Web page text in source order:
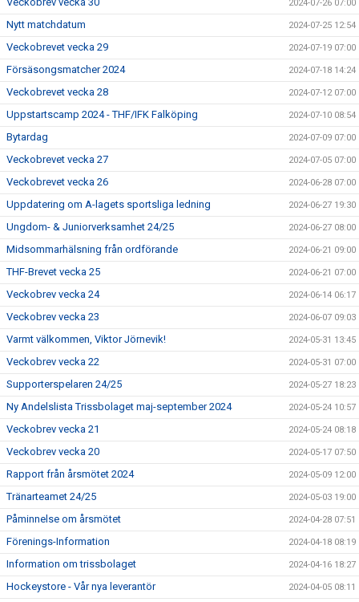
2024-07-26 07:00
Nytt matchdatum 2024-07-25 12:54
Veckobrevet vecka 29 2024-07-19 07:00
Försäsongsmatcher 2024 2024-07-18 14:24
Veckobrevet vecka 28 2024-07-12 07:00
Uppstartscamp 2024 - THF/IFK Falköping 2024-07-10 08:54
Bytardag 2024-07-09 07:00
Veckobrevet vecka 27 2024-07-05 07:00
Veckobrevet vecka 26 2024-06-28 07:00
Uppdatering om A-lagets sportsliga ledning 2024-06-27 19:30
Ungdom- & Juniorverksamhet 24/25 2024-06-27 08:00
Midsommarhälsning från ordförande 2024-06-21 09:00
THF-Brevet vecka 25 2024-06-21 07:00
Veckobrev vecka 24 2024-06-14 06:17
Veckobrev vecka 23 2024-06-07 09:03
Varmt välkommen, Viktor Jörnevik! 2024-05-31 13:45
Veckobrev vecka 22 2024-05-31 07:00
Supporterspelaren 24/25 2024-05-27 18:23
Ny Andelslista Trissbolaget maj-september 2024 2024-05-24 10:57
Veckobrev vecka 21 2024-05-24 08:18
Veckobrev vecka 20 2024-05-17 07:50
Rapport från årsmötet 2024 2024-05-09 12:00
Tränarteamet 24/25 2024-05-03 19:00
Påminnelse om årsmötet 2024-04-28 07:51
Förenings-Information 2024-04-18 08:19
Information om trissbolaget 2024-04-16 18:27
Hockeystore - Vår nya leverantör 2024-04-05 08:11